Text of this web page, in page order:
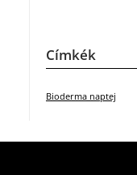
Címkék
Bioderma naptej